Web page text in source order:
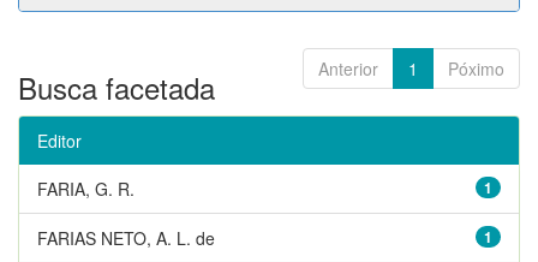
Anterior 1 Póximo
Busca facetada
Editor
1
FARIA, G. R.
1
FARIAS NETO, A. L. de